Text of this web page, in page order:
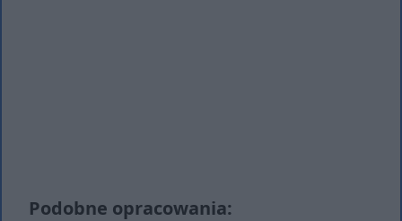
Podobne opracowania: